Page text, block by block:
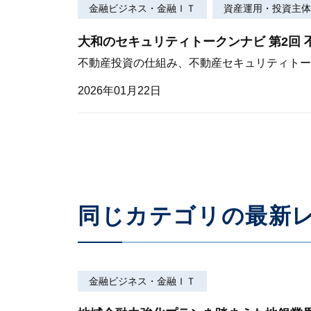
金融ビジネス・金融ＩＴ 資産運用・投資主体
大和のセキュリティトークンナビ 第2回
不動産投資の仕組み、不動産セキュリティト
2026年01月22日
同じカテゴリの最新
金融ビジネス・金融ＩＴ